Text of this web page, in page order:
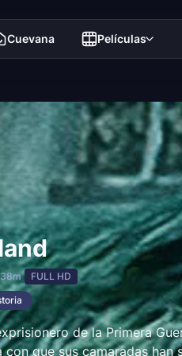
Cuevana Películas
FULL HD
de la Primera
con que sus camaradas han